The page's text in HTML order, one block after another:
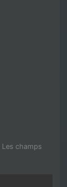
Les champs